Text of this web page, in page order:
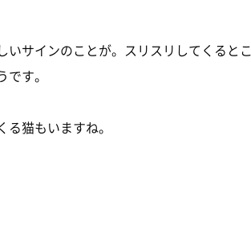
サインのことが。スリスリしてくるとこ
す。
猫もいますね。